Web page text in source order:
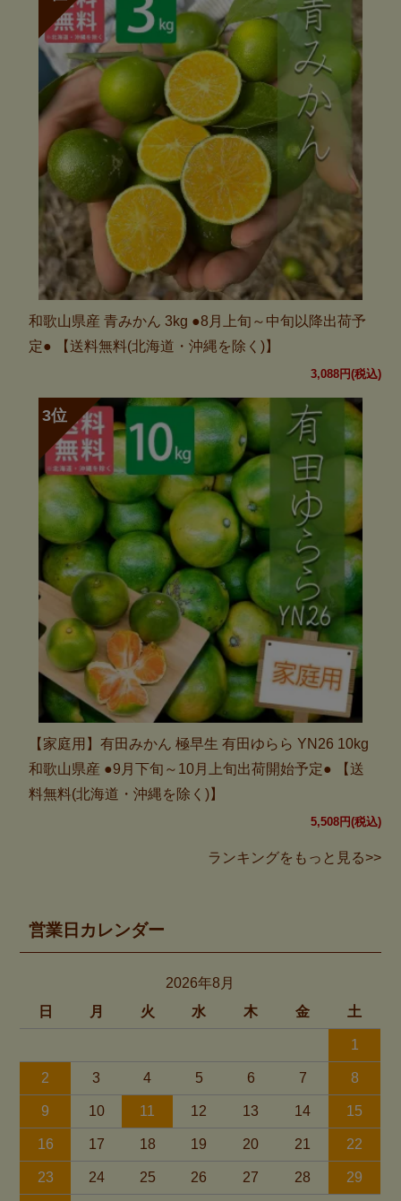
和歌山県産 青みかん 3kg ●8月上旬～中旬以降出荷予
定● 【送料無料(北海道・沖縄を除く)】
3,088円(税込)
【家庭用】有田みかん 極早生 有田ゆらら YN26 10kg
和歌山県産 ●9月下旬～10月上旬出荷開始予定● 【送
料無料(北海道・沖縄を除く)】
5,508円(税込)
ランキングをもっと見る>>
営業日カレンダー
2026年8月
日
月 火 水 木 金 土
1
2 3 4 5 6 7 8
9 10 11 12 13 14 15
16 17 18 19 20 21 22
23 24 25 26 27 28 29